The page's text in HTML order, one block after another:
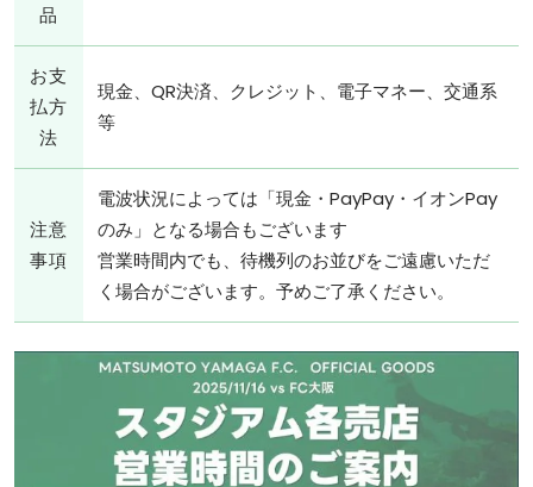
品
お支
払方
法
現金、QR決済、クレジット、電子マネー、交通系
等
注意
事項
電波状況によっては「現金・PayPay・イオンPay
のみ」となる場合もございます
営業時間内でも、待機列のお並びをご遠慮いただ
く場合がございます。予めご了承ください。